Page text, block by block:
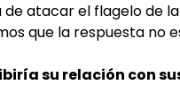
de atacar el flagelo de
que la respuesta no
su relación con